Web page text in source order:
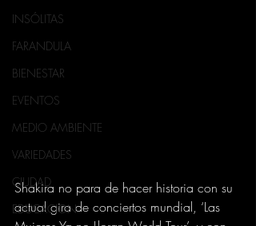
INSÓLITAS
FARANDULA
BIENESTAR
EVENTOS
MEDIO AMBIENTE
VARIEDADES
CIUDAD
EDUCACION
Shakira no para de hacer historia con su
actual gira de conciertos mundial, ‘Las